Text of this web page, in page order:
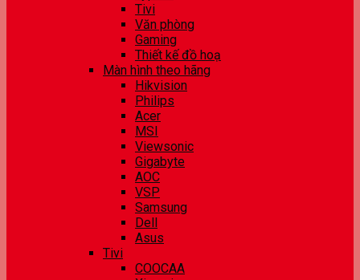
Tivi
Văn phòng
Gaming
Thiết kế đồ hoạ
Màn hình theo hãng
Hikvision
Philips
Acer
MSI
Viewsonic
Gigabyte
AOC
VSP
Samsung
Dell
Asus
Tivi
COOCAA